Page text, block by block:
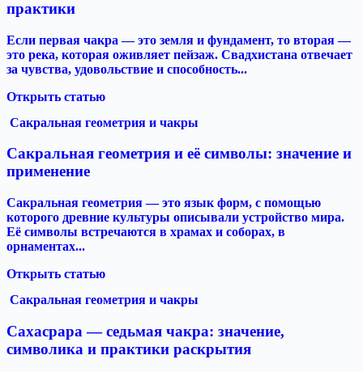
практики
Если первая чакра — это земля и фундамент, то вторая —
это река, которая оживляет пейзаж. Свадхистана отвечает
за чувства, удовольствие и способность...
Открыть статью
Сакральная геометрия и чакры
Сакральная геометрия и её символы: значение и
применение
Сакральная геометрия — это язык форм, с помощью
которого древние культуры описывали устройство мира.
Её символы встречаются в храмах и соборах, в
орнаментах...
Открыть статью
Сакральная геометрия и чакры
Сахасрара — седьмая чакра: значение,
символика и практики раскрытия